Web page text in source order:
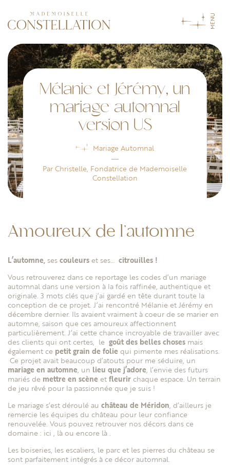
Mélanie et Jérémy, un
mariage automnal
version US
Mariage Automnal
―
Par Christelle, Fondatrice de Mademoiselle
Constellation
Amoureux de l’automne
L’automne, sescouleurs et ses… citrouilles !
Vous retrouverez dans ce reportage les codes d’un mariage
automnal dans une version à la fois raffinée, authentique et
originale. 3 mots clés que j’ai gardé en tête durant toute la
conception de ce projet. J’ai rencontré Mélanie et Jérémy en
décembre dernier. Ils avaient vraiment à coeur de se marier en
automne, saison que ces amoureux affectionnent
particulièrement. J’ai cette chance incroyable de travailler avec
des clients qui ont certes, le goût des belles choses mais
également ce petit grain de folie qui pimente mes réalisations.
Ce projet avait beaucoup d’atouts pour me séduire, un
mariage en automne, un lieu que j’adore, l’envie des futurs
mariés de mettre en scène etfleurir chaque espace. Un terrain
de jeu rêvé pour la passionnée que je suis !
Le mariage s’est déroulé au château de Méridon, d’ailleurs je
remercie les équipes du château pour leur confiance
renouvelée. Vous pouvez retrouver nos décors dans ce
domaine : ici , là ou encore là .
Les boiseries, les escaliers, le parc et les pierres du château se
sont parfaitement intégrés à ce décor automnal.